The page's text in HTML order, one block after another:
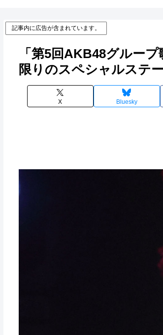
記事内に広告が含まれています。
「第5回AKB48グルー
限りのスペシャルステ
X Bluesky